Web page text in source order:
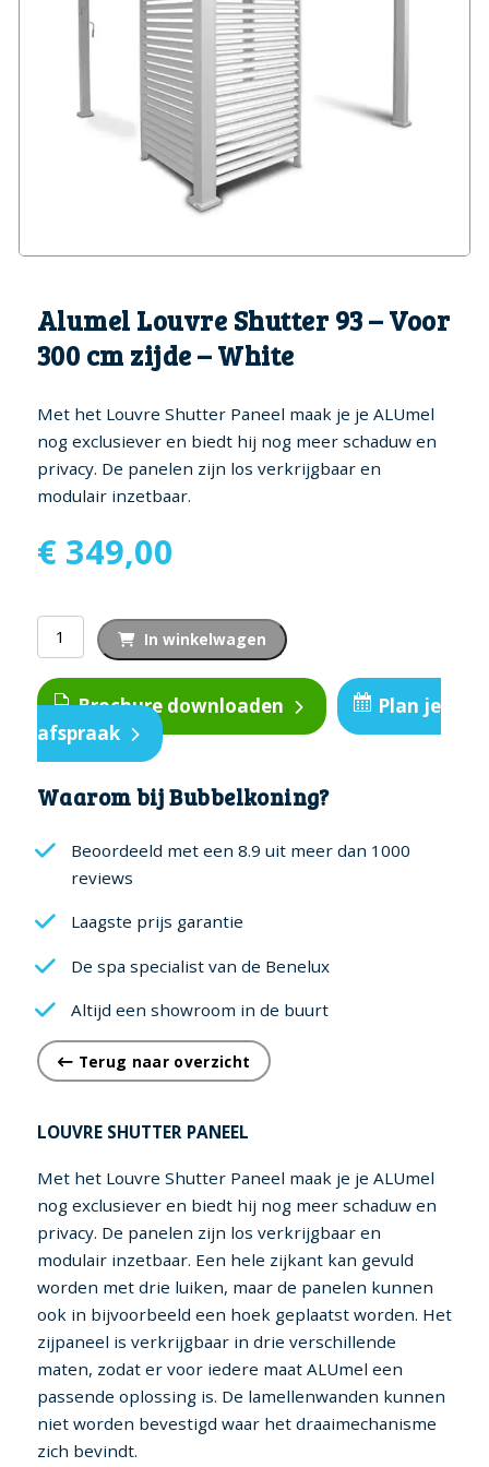
Fox spa’s
Een absolute hoogtepunt in
Bullfrog spa’s
Meer wellness, minder
Wellness met een vleugje
De meest voordelige in ons
assortiment
Bekijk alle spa's
Zoek spa's op aantal
Hoofdkussens
Water Onderhoud
Jets & Jetpak ™
Genk (BE)
Alumel Louvre Shutter 93 – Voor
300 cm zijde – White
Met het Louvre Shutter Paneel maak je je ALUmel
nog exclusiever en biedt hij nog meer schaduw en
privacy. De panelen zijn los verkrijgbaar en
modulair inzetbaar.
€ 349,00
Alumel
Louvre
Shutter
93
-
Voor
300
zijde
aantal
In winkelwagen
Brochure downloaden
Plan je
afspraak
Waarom bij Bubbelkoning?
Beoordeeld met een 8.9 uit meer dan 1000
reviews
Laagste prijs garantie
De spa specialist van de Benelux
Altijd een showroom in de buurt
Terug naar overzicht
LOUVRE SHUTTER PANEEL
Met het Louvre Shutter Paneel maak je je ALUmel
nog exclusiever en biedt hij nog meer schaduw en
privacy. De panelen zijn los verkrijgbaar en
modulair inzetbaar. Een hele zijkant kan gevuld
worden met drie luiken, maar de panelen kunnen
ook in bijvoorbeeld een hoek geplaatst worden. Het
zijpaneel is verkrijgbaar in drie verschillende
maten, zodat er voor iedere maat ALUmel een
passende oplossing is. De lamellenwanden kunnen
niet worden bevestigd waar het draaimechanisme
zich bevindt.